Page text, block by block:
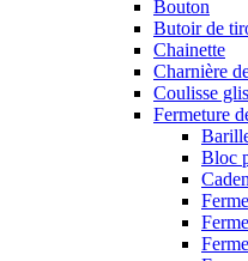
Bouton
Butoir de
Chainette
Charnière
Coulisse
Fermeture
Bloc